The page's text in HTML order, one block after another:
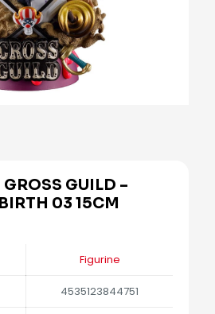
GUILD –
03 15CM
Figurine
4535123844751